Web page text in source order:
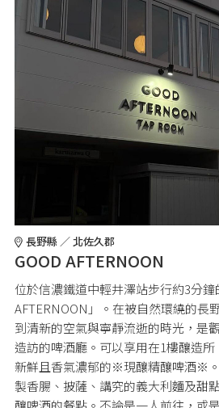
長野縣 ／ 北佐久郡
GOOD AFTERNOON
位於信濃鐵道中輕井澤站步行約3分鐘
AFTERNOON」。在被自然環繞的長
到清新的空氣與寧靜流逝的時光，是
造訪的啤酒廳。可以享用在1樓釀造
新鮮且香氣濃郁的※現釀精釀啤酒※
製香腸、披薩、講究的義大利麵及甜